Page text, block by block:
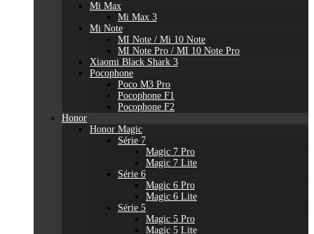
Mi Max
Mi Max 3
Mi Note
MI Note / Mi 10 Note
MI Note Pro / MI 10 Note Pro
Xiaomi Black Shark 3
Pocophone
Poco M3 Pro
Pocophone F1
Pocophone F2
Honor
Honor Magic
Série 7
Magic 7 Pro
Magic 7 Lite
Série 6
Magic 6 Pro
Magic 6 Lite
Série 5
Magic 5 Pro
Magic 5 Lite